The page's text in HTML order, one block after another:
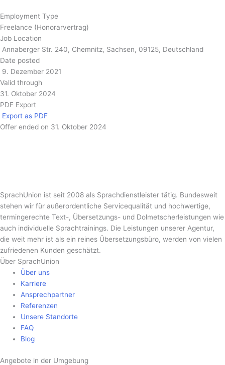
Employment Type
Freelance (Honorarvertrag)
Job Location
Annaberger Str. 240, Chemnitz, Sachsen, 09125, Deutschland
Date posted
9. Dezember 2021
Valid through
31. Oktober 2024
PDF Export
Export as PDF
Offer ended on 31. Oktober 2024
SprachUnion ist seit 2008 als Sprachdienstleister tätig. Bundesweit
stehen wir für außerordentliche Servicequalität und hochwertige,
termingerechte Text-, Übersetzungs- und Dolmetscherleistungen wie
auch individuelle Sprachtrainings. Die Leistungen unserer Agentur,
die weit mehr ist als ein reines Übersetzungsbüro, werden von vielen
zufriedenen Kunden geschätzt.
Über SprachUnion
Über uns
Karriere
Ansprechpartner
Referenzen
Unsere Standorte
FAQ
Blog
Angebote in der Umgebung